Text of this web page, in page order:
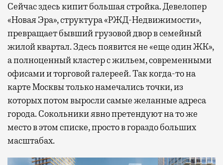
Сейчас здесь кипит большая стройка. Девелопер
«Новая Эра», структура «РЖД-Недвижимости»,
превращает бывший грузовой двор в семейный
жилой квартал. Здесь появится не «еще один ЖК»,
а полноценный кластер с жильем, современными
офисами и торговой галереей. Так когда-то на
карте Москвы только намечались точки, из
которых потом выросли самые желанные адреса
города. Сокольники явно претендуют на то же
место в этом списке, просто в гораздо больших
масштабах.